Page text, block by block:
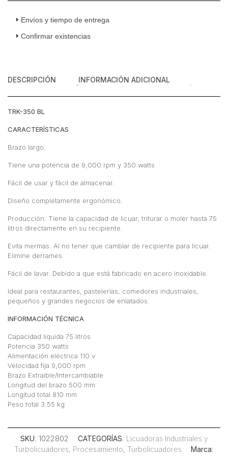
Brazo
cantidad
Envíos y tiempo de entrega
Confirmar existencias
DESCRIPCIÓN INFORMACIÓN ADICIONAL
TRK-350 BL
CARACTERÍSTICAS
Brazo largo.
Tiene una potencia de 9,000 rpm y 350 watts
Fácil de usar y fácil de almacenar.
Diseño completamente ergonómico.
Producción. Tiene la capacidad de licuar, triturar o moler hasta 75
litros directamente en su recipiente.
Evita mermas. Al no tener que cambiar de recipiente para licuar.
Elimine derrames.
Fácil de lavar. Debido a que está fabricado en acero inoxidable.
Ideal para restaurantes, pastelerías, comedores industriales,
pequeños y grandes negocios de enlatados.
INFORMACIÓN TÉCNICA
Capacidad líquida 75 litros
Potencia 350 watts
Alimentación eléctrica 110 v
Velocidad fija 9,000 rpm
Brazo Extraible/Intercambiable
Longitud del brazo 500 mm
Longitud total 810 mm
Peso total 3.55 kg
SKU: 1022802 CATEGORÍAS: Licuadoras Industriales y
Turbolicuadores, Procesamiento, Turbolicuadores Marca: